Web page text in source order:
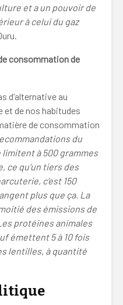
et a un pouvoir de
à celui du gaz
consommation de
d’alternative au
et de nos habitudes
de consommation
du
à 500 grammes
ce qu’un tiers des
c’est 150
plus que ça. La
des émissions de
protéines animales
émettent 5 à 10 fois
lentilles, à quantité